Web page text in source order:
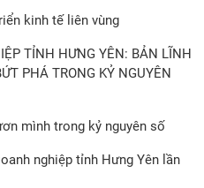
kinh tế liên vùng
TỈNH HƯNG YÊN: BẢN LĨNH
PHÁ TRONG KỶ NGUYÊN
mình trong kỷ nguyên số
nghiệp tỉnh Hưng Yên lần